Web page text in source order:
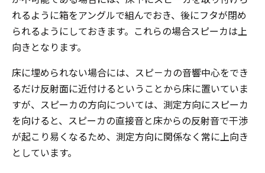
れるように箱をアングルで組んでおき、後にフタが閉め
られるようにしておきます。これらの場合スピーカは上
向きとなります。
床に埋められない場合には、スピ－カの音響中心をでき
るだけ反射面に近付けるということから床に置いていま
すが、スピーカの方向については、測定方向にスピーカ
を向けると、スピーカの直接音と床からの反射音で干渉
が起こり易くなるため、測定方向に関係なく常に上向き
としています。